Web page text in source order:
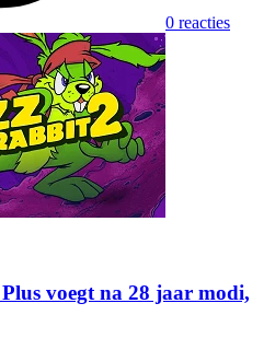
0 reacties
voegt na 28 jaar modi,